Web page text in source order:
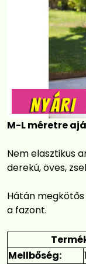
M-L méretre
Nem elasztikus
derekú, öves,
Hátán
a fazont.
Mellbőség: